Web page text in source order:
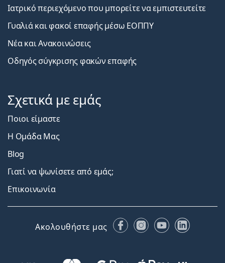
Ιατρικό περιεχόμενο που μπορείτε να εμπιστευτείτε
Γυαλιά και φακοί επαφής μέσω ΕΟΠΠΥ
Νέα και Ανακοινώσεις
Οδηγός σύγκρισης φακών επαφής
Σχετικά με εμάς
Ποιοι είμαστε
Η Ομάδα Μας
Blog
Γιατί να ψωνίσετε από εμάς;
Επικοινωνία
Ακολουθήστε μας FacebookInstagram
YouTubeLinkedIn